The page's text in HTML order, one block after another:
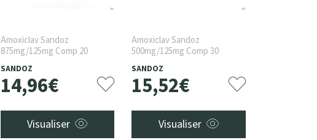
Amoxiclav Sandoz
875mg/125mg Comp 20
SANDOZ
14,96€
Visualiser
Amoxiclav Sandoz
500mg/125mg Comp 30
SANDOZ
15,52€
Visualiser